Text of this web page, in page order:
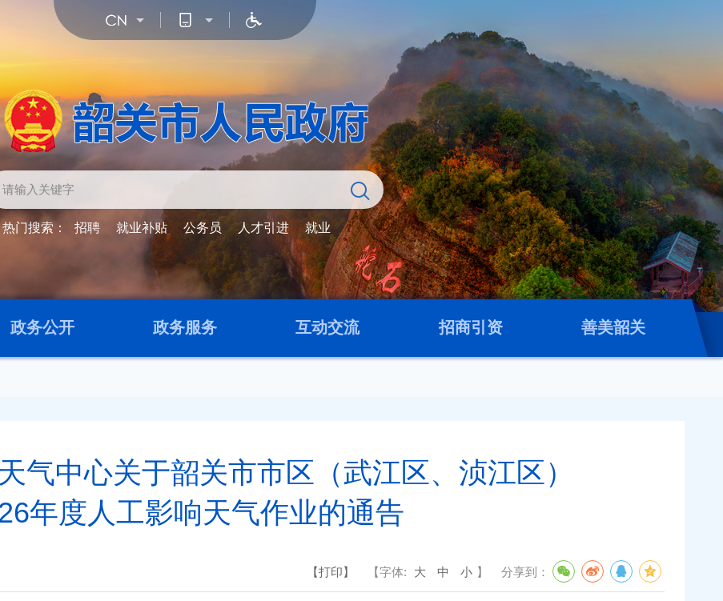
热门搜索： 招聘 就业补贴 公务员 人才引进 就业
政务公开 政务服务 互动交流 招商引资 善美韶关
气中心关于韶关市市区（武江区、浈江区）
年度人工影响天气作业的通告
【打印】 【字体: 大 中 小 】 分享到：